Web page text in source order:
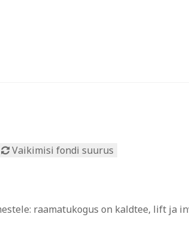
Vaikimisi fondi suurus
raamatukogus on kaldtee, lift ja